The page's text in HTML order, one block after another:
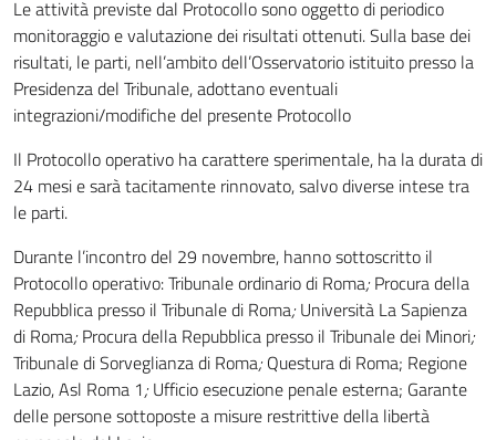
Le attività previste dal Protocollo sono oggetto di periodico
monitoraggio e valutazione dei risultati ottenuti. Sulla base dei
risultati, le parti, nell’ambito dell’Osservatorio istituito presso la
Presidenza del Tribunale, adottano eventuali
integrazioni/modifiche del presente Protocollo
Il Protocollo operativo ha carattere sperimentale, ha la durata di
24 mesi e sarà tacitamente rinnovato, salvo diverse intese tra
le parti.
Durante l’incontro del 29 novembre, hanno sottoscritto il
Protocollo operativo: Tribunale ordinario di Roma;Procura della
Repubblica presso il Tribunale di Roma;Università La Sapienza
di Roma;Procura della Repubblica presso il Tribunale dei Minori;
Tribunale di Sorveglianza di Roma;Questura di Roma; Regione
Lazio, Asl Roma 1;Ufficio esecuzione penale esterna; Garante
delle persone sottoposte a misure restrittive della libertà